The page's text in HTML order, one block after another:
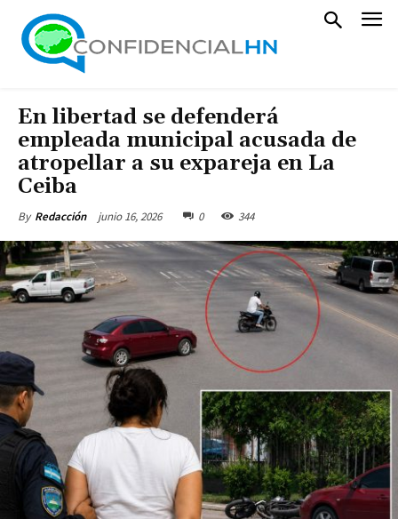
En libertad se defenderá
empleada municipal acusada de
atropellar a su expareja en La
Ceiba
By Redacción junio 16, 2026 0 344